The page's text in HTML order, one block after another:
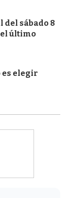
del sábado 8
último
es elegir